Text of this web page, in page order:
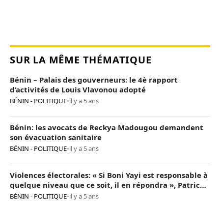
SUR LA MÊME THÉMATIQUE
Bénin – Palais des gouverneurs: le 4è rapport
d’activités de Louis Vlavonou adopté
BÉNIN - POLITIQUE•il y a 5 ans
Bénin: les avocats de Reckya Madougou demandent
son évacuation sanitaire
BÉNIN - POLITIQUE•il y a 5 ans
Violences électorales: « Si Boni Yayi est responsable à
quelque niveau que ce soit, il en répondra », Patrice
Talon
BÉNIN - POLITIQUE•il y a 5 ans